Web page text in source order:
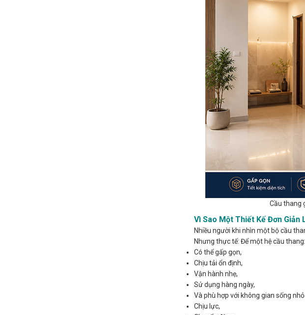
Cầu thang
Vì Sao Một Thiết Kế Đơn Giản
Nhiều người khi nhìn một bộ cầu
Nhưng thực tế: Để một hệ cầu thang:
Có thể gấp gọn,
Chịu tải ổn định,
Vận hành nhẹ,
Sử dụng hàng ngày,
Và phù hợp với không gian sống
Chịu lực,